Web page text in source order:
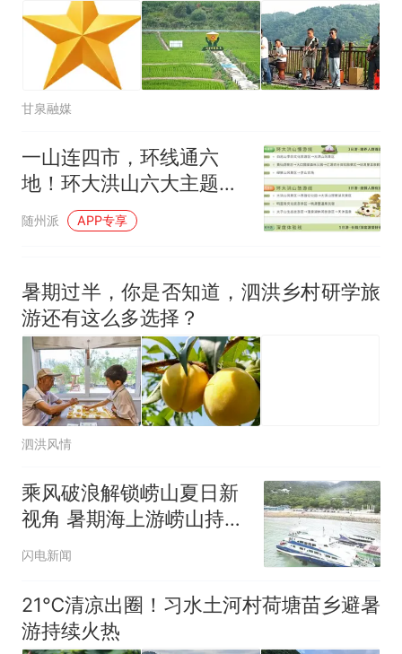
甘泉融媒
一山连四市，环线通六
地！环大洪山六大主题旅
游线路重磅来袭
随州派 APP专享
暑期过半，你是否知道，泗洪乡村研学旅
游还有这么多选择？
泗洪风情
乘风破浪解锁崂山夏日新
视角 暑期海上游崂山持续
升温
闪电新闻
21℃清凉出圈！习水土河村荷塘苗乡避暑
游持续火热